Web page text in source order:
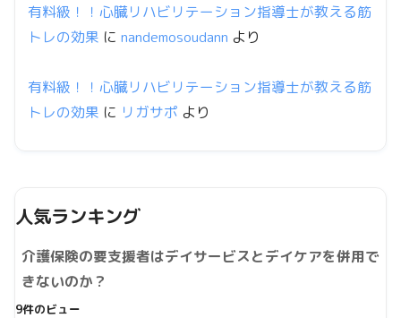
有料級！！心臓リハビリテーション指導士が教える筋
トレの効果 に nandemosoudann より
有料級！！心臓リハビリテーション指導士が教える筋
トレの効果 に リガサポ より
人気ランキング
介護保険の要支援者はデイサービスとデイケアを併用で
きないのか？
9件のビュー